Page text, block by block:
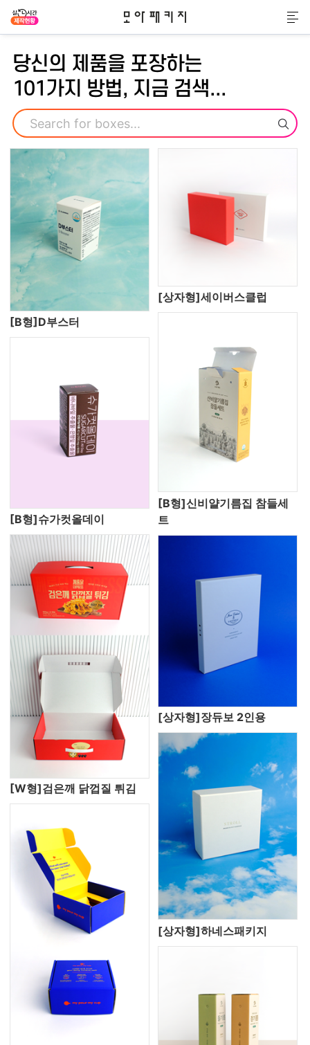
모아패키지
메
당신의 제품을 포장하는
101가지 방법, 지금 검색...
검색
[B형]D부스터
[상자형]세이버스클럽
[B형]슈가컷올데이
[B형]신비얄기름집 참들세
트
[W형]검은깨 닭껍질 튀김
[상자형]장듀보 2인용
[상자형]하네스패키지